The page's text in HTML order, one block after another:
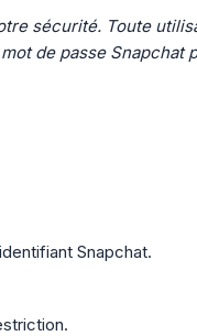
sécurité. Toute
de passe
Snapchat.